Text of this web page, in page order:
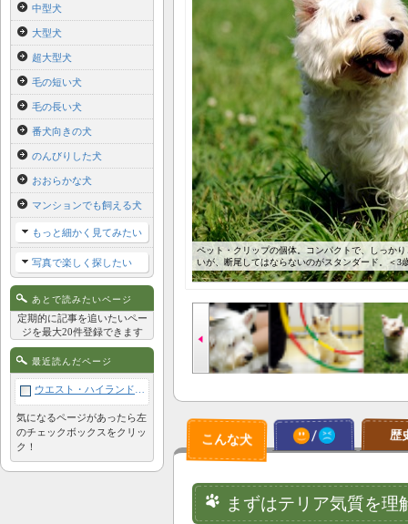
ペット・クリップの個体。コンパクトで、しっか
いが、断尾してはならないのがスタンダード。＜3
歴
まずはテリア気質を理
中型犬
大型犬
超大型犬
毛の短い犬
毛の長い犬
番犬向きの犬
のんびりした犬
おおらかな犬
マンションでも飼える犬
もっと細かく見てみたい
写真で楽しく探したい
あとで読みたいページ
定期的に記事を追いたいペー
ジを最大20件登録できます
最近読んだページ
気になるページがあったら左
のチェックボックスをクリッ
ク！